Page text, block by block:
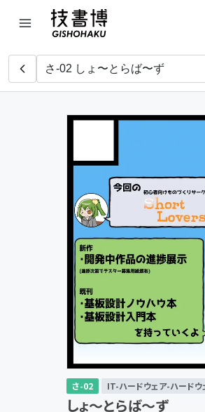
ふがふが
さ-02 IT-ハードウェア-ハードウ
しょ〜とらば〜ず